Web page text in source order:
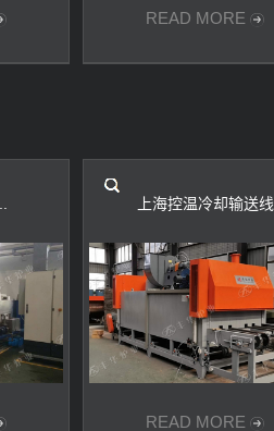
READ MORE
上海控温冷却输送线
READ MORE